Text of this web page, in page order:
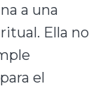
a una
Ella no
el